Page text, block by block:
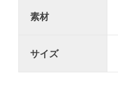
素材
サイズ